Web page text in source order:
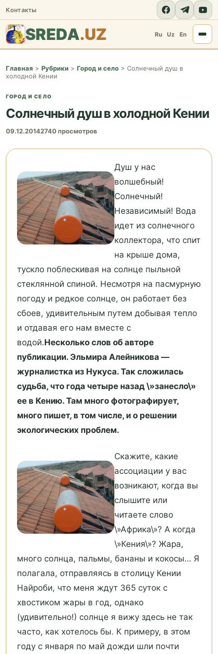
Контакты
SREDA.UZ Ru Uz En
Главная > Рубрики > Город и село > Солнечный душ в
холодной Кении
ГОРОД И СЕЛО
Солнечный душ в холодной Кении
09.12.20142740 просмотров
Душ у нас
волшебный!
Солнечный!
Независимый! Вода
идет из солнечного
коллектора, что спит
на крыше дома,
тускло поблескивая на солнце пыльной
стеклянной спиной. Несмотря на пасмурную
погоду и редкое солнце, он работает без
сбоев, удивительным путем добывая тепло
и отдавая его нам вместе с
водой.Несколько слов об авторе
публикации. Эльмира Алейникова —
журналистка из Нукуса. Так сложилась
судьба, что года четыре назад \»занесло\»
ее в Кению. Там много фотографирует,
много пишет, в том числе, и о решении
экологических проблем.
Скажите, какие
ассоциации у вас
возникают, когда вы
слышите или
читаете слово
\»Африка\»? А когда
\»Кения\»? Жара,
много солнца, пальмы, бананы и кокосы… Я
полагала, отправляясь в столицу Кении
Найроби, что меня ждут 365 суток с
хвостиком жары в год, однако
(удивительно!) солнце я вижу здесь не так
часто, как хотелось бы. К примеру, в этом
году с января по май дожди шли почти